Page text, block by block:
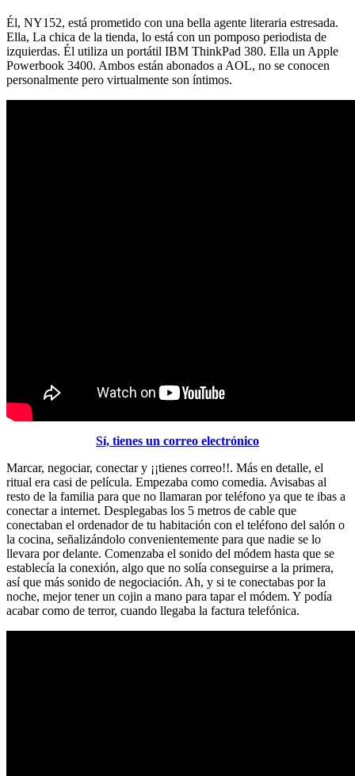
Él, NY152, está prometido con una bella agente literaria estresada.
Ella, La chica de la tienda, lo está con un pomposo periodista de
izquierdas. Él utiliza un portátil IBM ThinkPad 380. Ella un Apple
Powerbook 3400. Ambos están abonados a AOL, no se conocen
personalmente pero virtualmente son íntimos.
Sí, tienes un correo electrónico
Marcar, negociar, conectar y ¡¡tienes correo!!. Más en detalle, el
ritual era casi de película. Empezaba como comedia. Avisabas al
resto de la familia para que no llamaran por teléfono ya que te ibas a
conectar a internet. Desplegabas los 5 metros de cable que
conectaban el ordenador de tu habitación con el teléfono del salón o
la cocina, señalizándolo convenientemente para que nadie se lo
llevara por delante. Comenzaba el sonido del módem hasta que se
establecía la conexión, algo que no solía conseguirse a la primera,
así que más sonido de negociación. Ah, y si te conectabas por la
noche, mejor tener un cojin a mano para tapar el módem. Y podía
acabar como de terror, cuando llegaba la factura telefónica.